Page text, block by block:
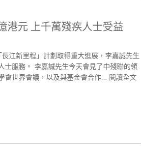
港元 上千萬殘疾人士受益
江新里程」計劃取得重大進展，李嘉誠先生
士服務。 李嘉誠先生今天會見了中殘聯的領
會世界會議，以及與基金會合作... 閱讀全文